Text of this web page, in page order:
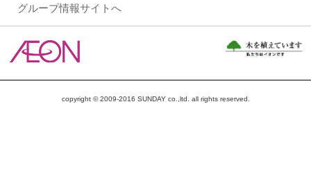
グループ情報サイトへ
copyright © 2009-2016 SUNDAY co.,ltd. all rights reserved.